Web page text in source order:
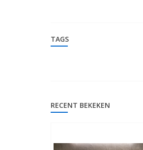
TAGS
RECENT BEKEKEN